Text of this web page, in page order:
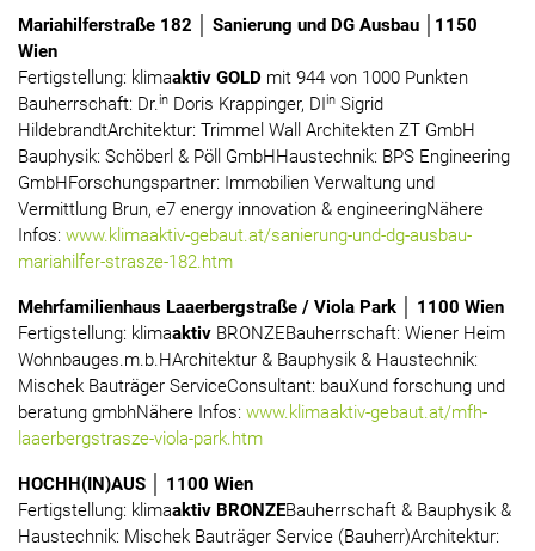
Mariahilferstraße 182 │ Sanierung und DG Ausbau │1150
Wien
Fertigstellung: klimaaktiv GOLD mit 944 von 1000 Punkten
Bauherrschaft: Dr.in Doris Krappinger, DI in Sigrid
HildebrandtArchitektur: Trimmel Wall Architekten ZT GmbH
Bauphysik: Schöberl & Pöll GmbHHaustechnik: BPS Engineering
GmbHForschungspartner: Immobilien Verwaltung und
Vermittlung Brun, e7 energy innovation & engineeringNähere
Infos: www.klimaaktiv-gebaut.at/sanierung-und-dg-ausbau-
mariahilfer-strasze-182.htm
Mehrfamilienhaus Laaerbergstraße / Viola Park │ 1100 Wien
Fertigstellung: klimaaktiv BRONZEBauherrschaft: Wiener Heim
Wohnbauges.m.b.HArchitektur & Bauphysik & Haustechnik:
Mischek Bauträger ServiceConsultant: bauXund forschung und
beratung gmbhNähere Infos: www.klimaaktiv-gebaut.at/mfh-
laaerbergstrasze-viola-park.htm
HOCHH(IN)AUS │ 1100 Wien
Fertigstellung: klimaaktiv BRONZEBauherrschaft & Bauphysik &
Haustechnik: Mischek Bauträger Service (Bauherr)Architektur: